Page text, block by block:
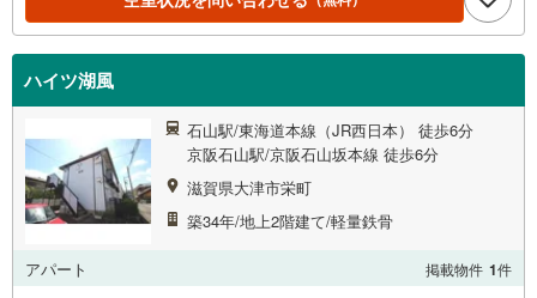
ハイツ湖風
石山駅/東海道本線（JR西日本） 徒歩6分
京阪石山駅/京阪石山坂本線 徒歩6分
滋賀県大津市栄町
築34年/地上2階建て/軽量鉄骨
アパート 掲載物件 1件